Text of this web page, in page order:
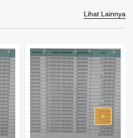
Lihat Lainnya
>